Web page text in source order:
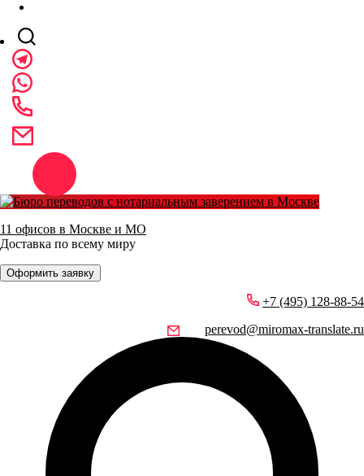
11 офисов в Москве и МО
Доставка по всему миру
Оформить заявку
+7 (495) 128-88-54
perevod@miromax-translate.ru